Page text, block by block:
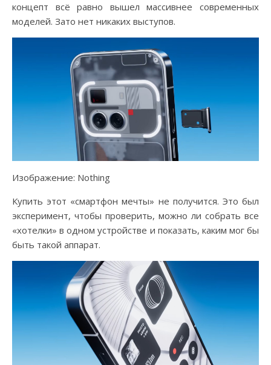
концепт всё равно вышел массивнее современных
моделей. Зато нет никаких выступов.
Изображение: Nothing
Купить этот «смартфон мечты» не получится. Это был
эксперимент, чтобы проверить, можно ли собрать все
«хотелки» в одном устройстве и показать, каким мог бы
быть такой аппарат.